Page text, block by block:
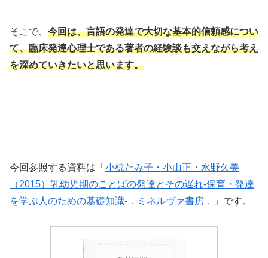
そこで、 今回は、言語の発達で大切な基本的信頼感につい
て、臨床発達心理士である著者の経験談も交えながら考え
を深めていきたいと思います。
今回参照する資料は「 小椋たみ子・小山正・水野久美
（2015）乳幼児期のことばの発達とその遅れ-保育・発達
を学ぶ人のための基礎知識-．ミネルヴァ書房．
」です。